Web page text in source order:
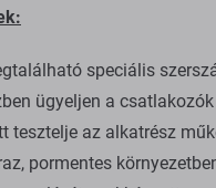
speciális
ügyeljen a
tesztelje az alkatrész
pormentes